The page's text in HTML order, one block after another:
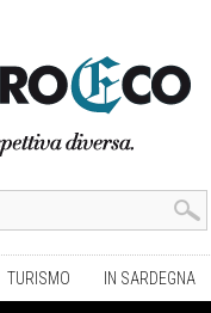
TURISMO IN SARDEGNA